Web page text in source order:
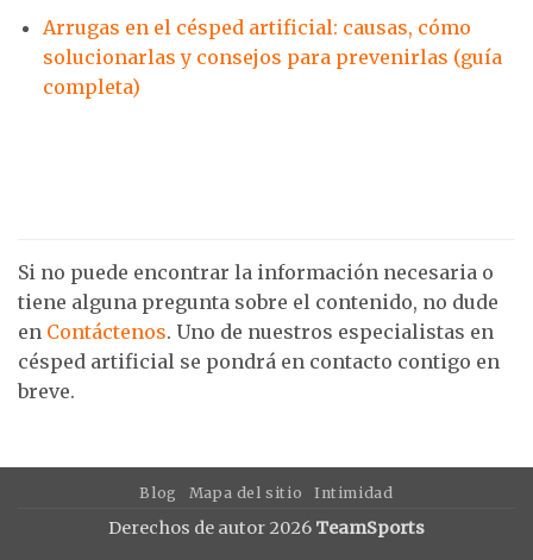
Arrugas en el césped artificial: causas, cómo
solucionarlas y consejos para prevenirlas (guía
completa)
Si no puede encontrar la información necesaria o
tiene alguna pregunta sobre el contenido, no dude
en Contáctenos. Uno de nuestros especialistas en
césped artificial se pondrá en contacto contigo en
breve.
Blog Mapa del sitio Intimidad
Derechos de autor 2026 TeamSports